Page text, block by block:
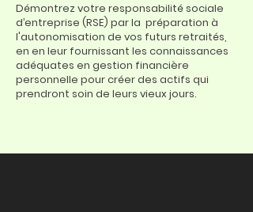
Démontrez votre responsabilité sociale
d’entreprise (RSE) par la préparation à
l'autonomisation de vos futurs retraités,
en en leur fournissant les connaissances
adéquates en gestion financière
personnelle pour créer des actifs qui
prendront soin de leurs vieux jours.